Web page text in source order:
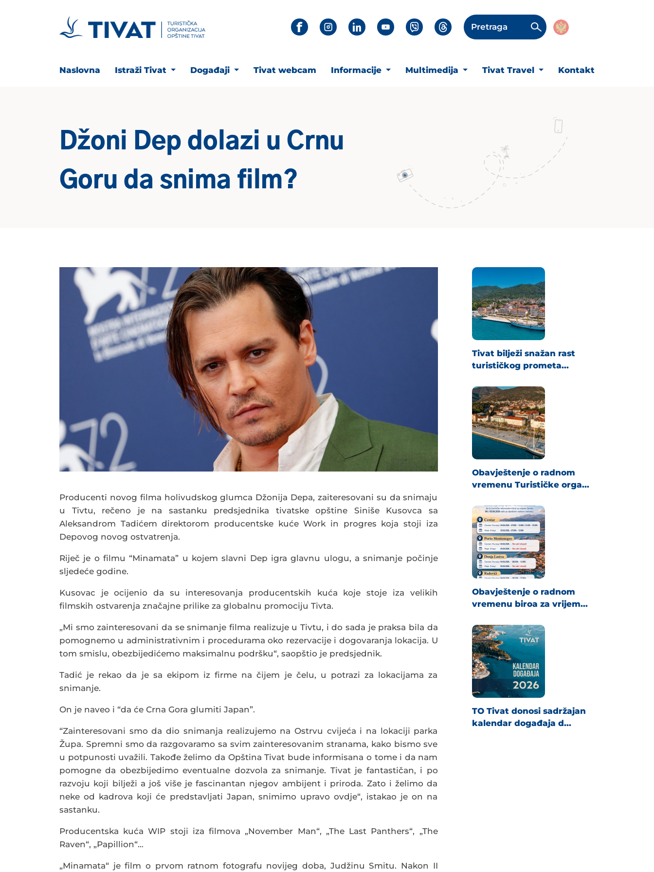
Pretraga
Naslovna Istraži Tivat Događaji Tivat webcam Informacije Multimedija Tivat Travel Kontakt
Džoni Dep dolazi u Crnu
Goru da snima film?
Producenti novog filma holivudskog glumca Džonija Depa, zaiteresovani su da snimaju
u Tivtu, rečeno je na sastanku predsjednika tivatske opštine Siniše Kusovca sa
Aleksandrom Tadićem direktorom producentske kuće Work in progres koja stoji iza
Depovog novog ostvatrenja.
Riječ je o filmu “Minamata” u kojem slavni Dep igra glavnu ulogu, a snimanje počinje
sljedeće godine.
Kusovac je ocijenio da su interesovanja producentskih kuća koje stoje iza velikih
filmskih ostvarenja značajne prilike za globalnu promociju Tivta.
„Mi smo zainteresovani da se snimanje filma realizuje u Tivtu, i do sada je praksa bila da
pomognemo u administrativnim i procedurama oko rezervacije i dogovaranja lokacija. U
tom smislu, obezbijedićemo maksimalnu podršku“, saopštio je predsjednik.
Tadić je rekao da je sa ekipom iz firme na čijem je čelu, u potrazi za lokacijama za
snimanje.
On je naveo i “da će Crna Gora glumiti Japan”.
“Zainteresovani smo da dio snimanja realizujemo na Ostrvu cvijeća i na lokaciji parka
Župa. Spremni smo da razgovaramo sa svim zainteresovanim stranama, kako bismo sve
u potpunosti uvažili. Takođe želimo da Opština Tivat bude informisana o tome i da nam
pomogne da obezbijedimo eventualne dozvola za snimanje. Tivat je fantastičan, i po
razvoju koji bilježi a još više je fascinantan njegov ambijent i priroda. Zato i želimo da
neke od kadrova koji će predstavljati Japan, snimimo upravo ovdje“, istakao je on na
sastanku.
Producentska kuća WIP stoji iza filmova „November Man“, „The Last Panthers“, „The
Raven“, „Papillion“…
„Minamata“ je film o prvom ratnom fotografu novijeg doba, Judžinu Smitu. Nakon II
Tivat bilježi snažan rast
turističkog prometa...
Obavještenje o radnom
vremenu Turističke orga...
Obavještenje o radnom
vremenu biroa za vrijem...
TO Tivat donosi sadržajan
kalendar događaja d...